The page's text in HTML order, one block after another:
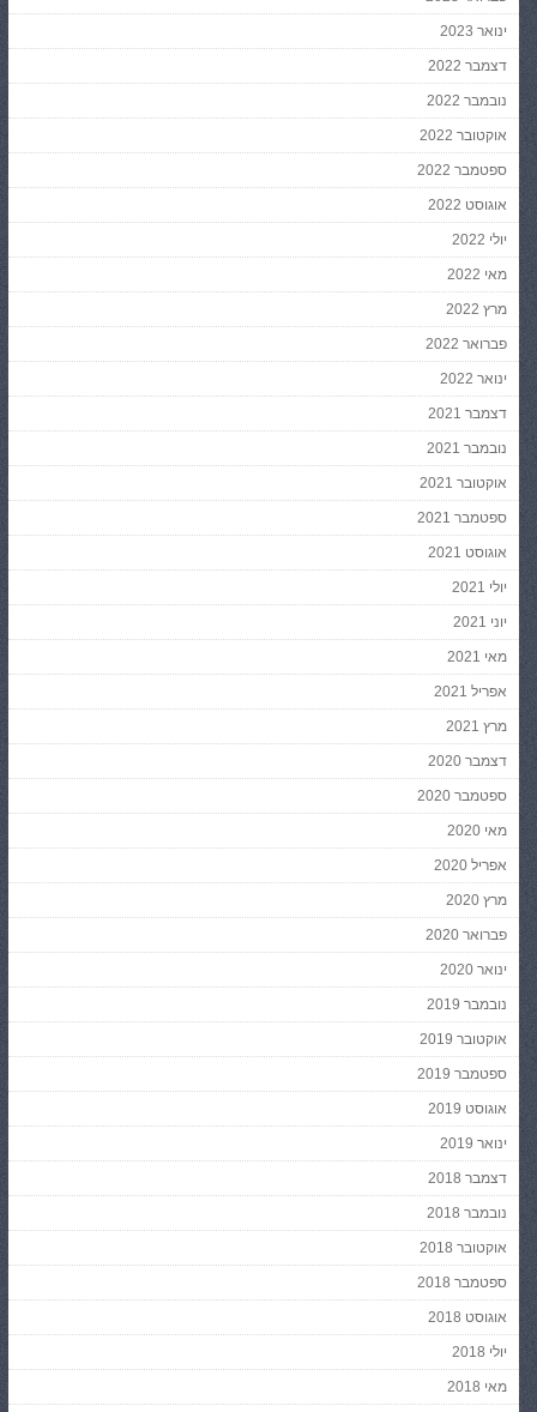
ינואר 2023
דצמבר 2022
נובמבר 2022
אוקטובר 2022
ספטמבר 2022
אוגוסט 2022
יולי 2022
מאי 2022
מרץ 2022
פברואר 2022
ינואר 2022
דצמבר 2021
נובמבר 2021
אוקטובר 2021
ספטמבר 2021
אוגוסט 2021
יולי 2021
יוני 2021
מאי 2021
אפריל 2021
מרץ 2021
דצמבר 2020
ספטמבר 2020
מאי 2020
אפריל 2020
מרץ 2020
פברואר 2020
ינואר 2020
נובמבר 2019
אוקטובר 2019
ספטמבר 2019
אוגוסט 2019
ינואר 2019
דצמבר 2018
נובמבר 2018
אוקטובר 2018
ספטמבר 2018
אוגוסט 2018
יולי 2018
מאי 2018